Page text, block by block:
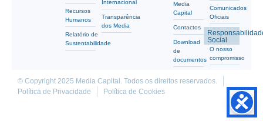
Recursos
Humanos
Relatório de
Sustentabilidade
Internacional
Transparência
dos Media
Media
Capital
Contactos
Download
de
documentos
Comunicados
Oficiais
Social
O nosso
compromisso
© Copyright 2025 Media Capital. Todos os direitos reservados.
Política de Privacidade
Política de Cookies